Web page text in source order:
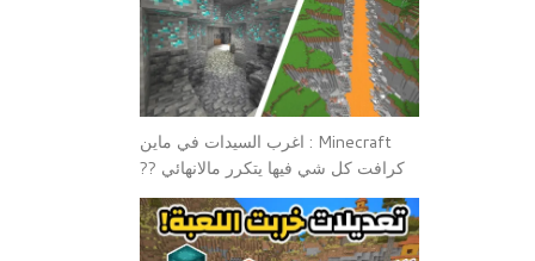
Minecraft : اغرب السيدات في ماين
كرافت كل شي فيها يتكرر مالانهائي ??